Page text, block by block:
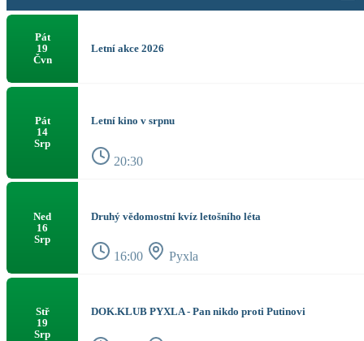
Pát
19
Čvn
Letní akce 2026
Pát
14
Srp
Letní kino v srpnu
20:30
Ned
16
Srp
Druhý vědomostní kvíz letošního léta
16:00 Pyxla
Stř
19
Srp
DOK.KLUB PYXLA - Pan nikdo proti Putinovi